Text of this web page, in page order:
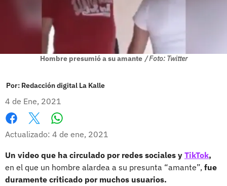
Hombre presumió a su amante / Foto: Twitter
Por: Redacción digital La Kalle
4 de Ene, 2021
Facebook
X
Actualizado: 4 de ene, 2021
Un video que ha circulado por redes sociales y TikTok,
en el que un hombre alardea a su presunta “amante”, fue
duramente criticado por muchos usuarios.